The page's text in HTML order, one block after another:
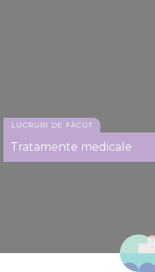
LUCRURI DE FĂCUT
Tratamente medicale